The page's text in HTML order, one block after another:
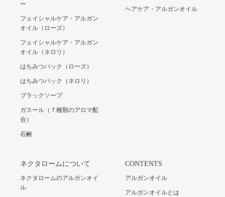
ー
フェイシャルケア・アルガン
オイル（ローズ）
フェイシャルケア・アルガン
オイル（ネロリ）
はちみつパック（ローズ）
はちみつパック（ネロリ）
ブラックソープ
ガスール（７種類のアロマ配
合）
石鹸
ヘアケア・アルガンオイル
ネクタロームについて
ネクタロームのアルガンオイ
ル
CONTENTS
アルガンオイル
アルガンオイルとは